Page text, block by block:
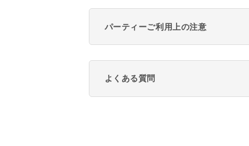
パーティーご利用上の注意
よくある質問